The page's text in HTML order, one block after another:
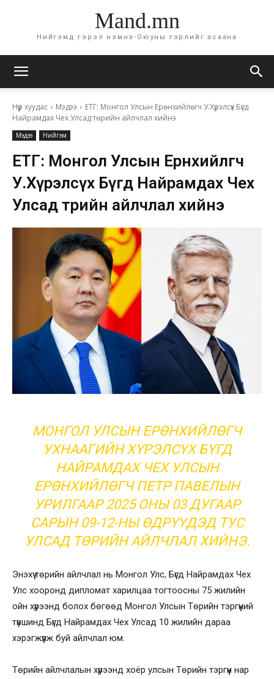
Mand.mn
Нийгэмд гэрэл нэмнэ-Оюуны гэрлийг асаана
Нүүр хуудас Мэдээ
ЕТГ: Монгол Улсын Ерөнхийлөгч У.Хүрэлсүх Бүгд
Найрамдах Чех Улсад төрийн айлчлал хийнэ
Мэдээ Нийгэм
ЕТГ: Монгол Улсын Ерөнхийлөгч
У.Хүрэлсүх Бүгд Найрамдах Чех
Улсад төрийн айлчлал хийнэ
МОНГОЛ УЛСЫН ЕРӨНХИЙЛӨГЧ
УХНААГИЙН ХҮРЭЛСҮХ БҮГД
НАЙРАМДАХ ЧЕХ УЛСЫН
ЕРӨНХИЙЛӨГЧ ПЕТР ПАВЕЛЫН
УРИЛГААР 2025 ОНЫ 03 ДУГААР
САРЫН 09-12-НЫ ӨДРҮҮДЭД ТУС
УЛСАД ТӨРИЙН АЙЛЧЛАЛ ХИЙНЭ.
Энэхүү төрийн айлчлал нь Монгол Улс, Бүгд Найрамдах Чех
Улс хооронд дипломат харилцаа тогтоосны 75 жилийн
ойн хүрээнд болох бөгөөд Монгол Улсын Төрийн тэргүүний
түвшинд Бүгд Найрамдах Чех Улсад 10 жилийн дараа
хэрэгжүүлж буй айлчлал юм.
Төрийн айлчлалын хүрээнд хоёр улсын Төрийн тэргүүн нар